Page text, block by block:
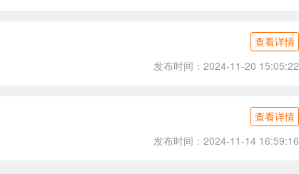
查看详情
发布时间：2024-11-20 15:05:22
查看详情
发布时间：2024-11-14 16:59:16